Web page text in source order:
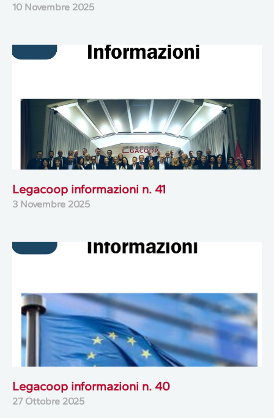
10 Novembre 2025
Legacoop informazioni n. 41
3 Novembre 2025
Legacoop informazioni n. 40
27 Ottobre 2025